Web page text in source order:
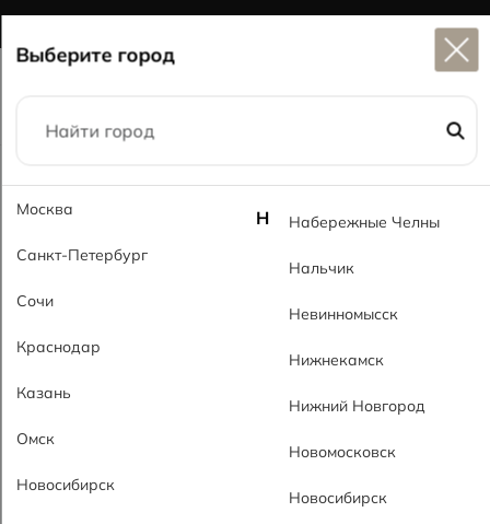
Главная Каталог 60x60 Тераццо MT Terazzo MT
Выберите город
Москва
Санкт-Петербург
Сочи
Краснодар
Казань
Омск
Новосибирск
Н Набережные Челны
Нальчик
Невинномысск
Нижнекамск
Нижний Новгород
Новомосковск
Новосибирск